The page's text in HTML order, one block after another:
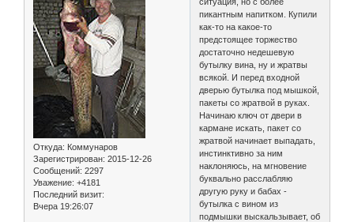
Откуда: Коммунаров
Зарегистрирован: 2015-12-26
Сообщений: 2297
Уважение: +4181
Последний визит:
Вчера 19:26:07
пикантным напитком. Купили
как-то на какое-то
предстоящее торжество
достаточно недешевую
бутылку вина, ну и жратвы
всякой. И перед входной
дверью бутылка под мышкой,
пакеты со жратвой в руках.
Начинаю ключ от двери в
кармане искать, пакет со
жратвой начинает выпадать,
инстинктивно за ним
наклоняюсь, на мгновение
буквально расслабляю
другую руку и бабах -
бутылка с вином из
подмышки выскальзывает, об